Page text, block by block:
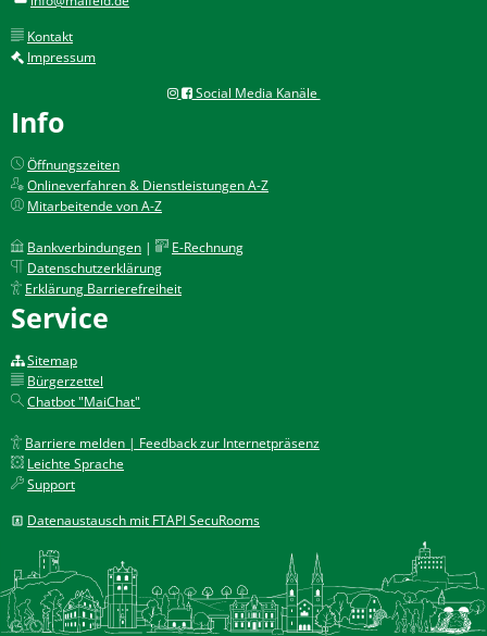
Kontakt
Impressum
Social Media Kanäle
Info
Öffnungszeiten
Onlineverfahren & Dienstleistungen A-Z
Mitarbeitende von A-Z
Bankverbindungen |
E-Rechnung
Datenschutzerklärung
Erklärung Barrierefreiheit
Service
Sitemap
Bürgerzettel
Chatbot "MaiChat"
Barriere melden | Feedback zur Internetpräsenz
Leichte Sprache
Support
Datenaustausch mit FTAPI SecuRooms